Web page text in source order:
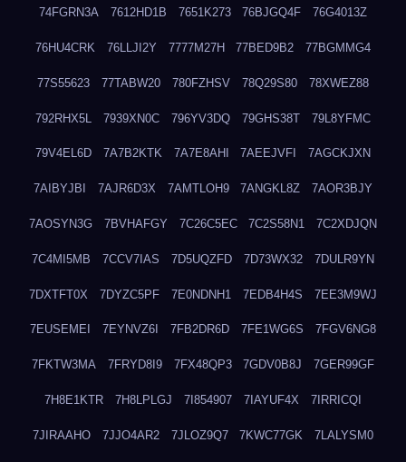
74FGRN3A 7612HD1B 7651K273 76BJGQ4F 76G4013Z
76HU4CRK 76LLJI2Y 7777M27H 77BED9B2 77BGMMG4
77S55623 77TABW20 780FZHSV 78Q29S80 78XWEZ88
792RHX5L 7939XN0C 796YV3DQ 79GHS38T 79L8YFMC
79V4EL6D 7A7B2KTK 7A7E8AHI 7AEEJVFI 7AGCKJXN
7AIBYJBI 7AJR6D3X 7AMTLOH9 7ANGKL8Z 7AOR3BJY
7AOSYN3G 7BVHAFGY 7C26C5EC 7C2S58N1 7C2XDJQN
7C4MI5MB 7CCV7IAS 7D5UQZFD 7D73WX32 7DULR9YN
7DXTFT0X 7DYZC5PF 7E0NDNH1 7EDB4H4S 7EE3M9WJ
7EUSEMEI 7EYNVZ6I 7FB2DR6D 7FE1WG6S 7FGV6NG8
7FKTW3MA 7FRYD8I9 7FX48QP3 7GDV0B8J 7GER99GF
7H8E1KTR 7H8LPLGJ 7I854907 7IAYUF4X 7IRRICQI
7JIRAAHO 7JJO4AR2 7JLOZ9Q7 7KWC77GK 7LALYSM0